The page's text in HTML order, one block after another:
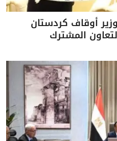
أوقاف كردستان
المشترك